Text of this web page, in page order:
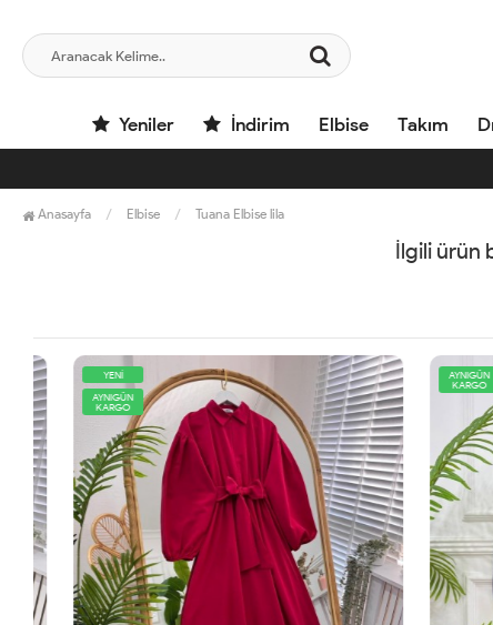
Yeniler İndirim Elbise Takım
Anasayfa Elbise Tuana Elbise lila
İlgili ürün
AYNIGÜN
KARGO
AYNIGÜN
KARGO